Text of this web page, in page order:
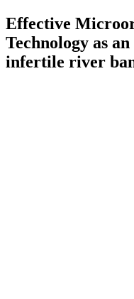
Effective
Technology as
infertile river